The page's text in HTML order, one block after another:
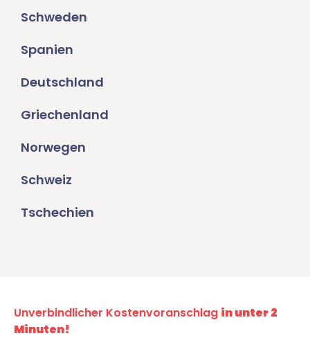
Schweden
Spanien
Deutschland
Griechenland
Norwegen
Schweiz
Tschechien
Unverbindlicher Kostenvoranschlag in unter 2
Minuten!